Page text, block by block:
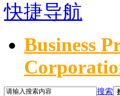
快捷导航
Business
搜索